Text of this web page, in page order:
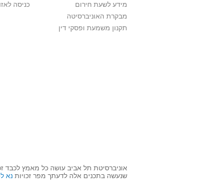
מידע לשעת חירום
מבקרת האוניברסיטה
תקנון משמעת ופסקי דין
כניסה
אוניברסיטת תל אביב עושה כל מאמץ לכבד
שנעשה בתכנים אלה לדעתך מפר זכויות נא